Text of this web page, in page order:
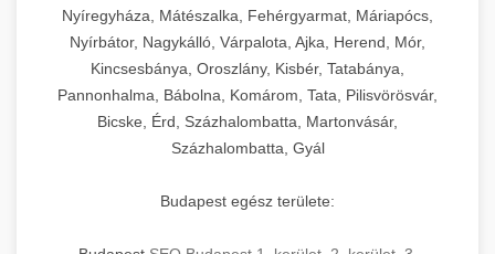
Nyíregyháza, Mátészalka, Fehérgyarmat, Máriapócs,
Nyírbátor, Nagykálló, Várpalota, Ajka, Herend, Mór,
Kincsesbánya, Oroszlány, Kisbér, Tatabánya,
Pannonhalma, Bábolna, Komárom, Tata, Pilisvörösvár,
Bicske, Érd, Százhalombatta, Martonvásár,
Százhalombatta, Gyál
Budapest egész területe: